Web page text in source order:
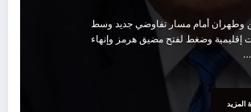
وطهران أمام مسار تفاوضي جديد وسط
إقليمية وضغط لفتح مضيق هرمز وإنهاء
المزيد